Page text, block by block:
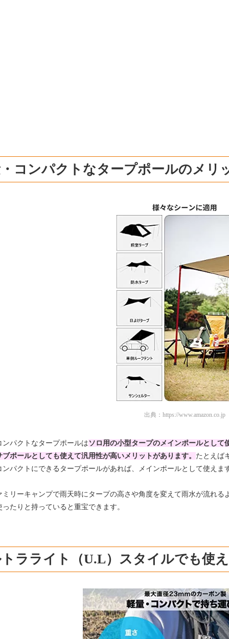
コンパクトなタープポールのメリ
出典： https://www.amazon.co.jp
ンパクトなタープポールは ソロ用の小型タープのメインポールとし
ブポールとしても使えて汎用性が高いメリットがあります。 たとえば
ンパクトにできるタープポールがあれば、メインポールとして使えま
ミリーキャンプで雨天時にタープの高さや角度を変えて雨水が流れ
ったりと持っていると重宝できます。
ラライト（U.L）スタイルでも使